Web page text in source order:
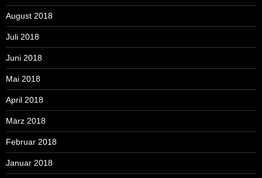
August 2018
Juli 2018
Juni 2018
Mai 2018
April 2018
März 2018
Februar 2018
Januar 2018